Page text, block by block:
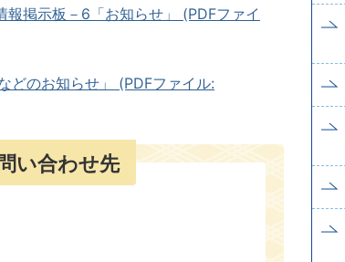
掲示板－6「お知らせ」 (PDFファイ
どのお知らせ」 (PDFファイル:
い合わせ先